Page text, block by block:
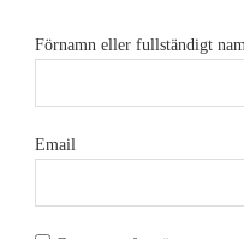
Förnamn eller fullständigt
Email